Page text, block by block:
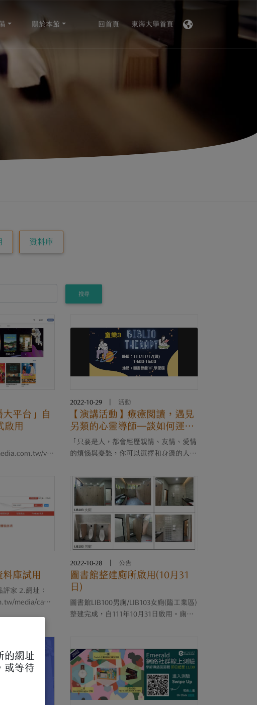
關於本館 回首頁 東海大學首頁
資料庫
搜尋
大平台」自
啟用
vid
影類型、議題
2022-10-29 活動
【演講活動】療癒閱讀，遇見
另類的心靈導師—談如何運用
「書目療法」提升挫折復原力
「只要是人，都會經歷親情、友情、愛情
的煩惱與憂愁，你可以選擇和身邊的人聊
療法」三部曲：認同、淨化、領悟。書梅
老師說，「認同」為串連自身經驗並產生
共鳴，「淨化」是指....
料庫試用
家 2.網址：
media/camp
、平板、電腦
2022-10-28 公告
圖書館整建廁所啟用(10月31
日)
圖書館LIB100男廁/LIB103女廁(臨工業區)
整建完成，自111年10月31日啟用。廁所
整體校園環境之品質，改善全校師生的活
動空間。
的網址
或等待